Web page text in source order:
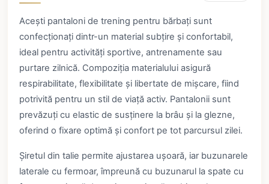
Acești pantaloni de trening pentru bărbați sunt
confecționați dintr-un material subțire și confortabil,
ideal pentru activități sportive, antrenamente sau
purtare zilnică. Compoziția materialului asigură
respirabilitate, flexibilitate și libertate de mișcare, fiind
potrivită pentru un stil de viață activ. Pantalonii sunt
prevăzuți cu elastic de susținere la brâu și la glezne,
oferind o fixare optimă și confort pe tot parcursul zilei.
Șiretul din talie permite ajustarea ușoară, iar buzunarele
laterale cu fermoar, împreună cu buzunarul la spate cu